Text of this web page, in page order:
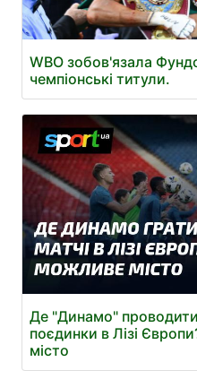
WBO зобов'язала
чемпіонські титули.
Де "Динамо"
поєдинки в Лізі
місто